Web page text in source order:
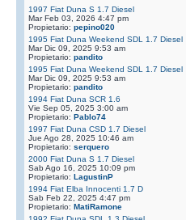
1997 Fiat Duna S 1.7 Diesel
Mar Feb 03, 2026 4:47 pm
Propietario: pepino020
1995 Fiat Duna Weekend SDL 1.7 Diesel
Mar Dic 09, 2025 9:53 am
Propietario: pandito
1995 Fiat Duna Weekend SDL 1.7 Diesel
Mar Dic 09, 2025 9:53 am
Propietario: pandito
1994 Fiat Duna SCR 1.6
Vie Sep 05, 2025 3:00 am
Propietario: Pablo74
1997 Fiat Duna CSD 1.7 Diesel
Jue Ago 28, 2025 10:46 am
Propietario: serquero
2000 Fiat Duna S 1.7 Diesel
Sab Ago 16, 2025 10:09 pm
Propietario: LagustinP
1994 Fiat Elba Innocenti 1.7 D
Sab Feb 22, 2025 4:47 pm
Propietario: MatiRamone